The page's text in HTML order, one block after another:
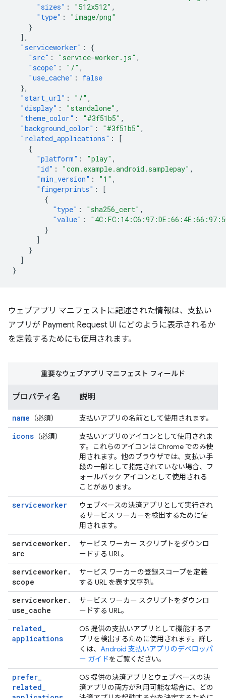
"sizes" : "512x512" ,
"type" :
"image/png"
}
],
"serviceworker" :
{
"src" : "service-worker.js" ,
"scope" : "/" ,
"use_cache" :
false
},
"start_url" : "/" ,
"display" : "standalone" ,
"theme_color" : "#3f51b5" ,
"background_color" : "#3f51b5" ,
"related_applications" :
[
{
"platform" : "play" ,
"id" : "com.example.android.samplepay" ,
"min_version" : "1" ,
"fingerprints" :
[
{
"type" : "sha256_cert" ,
"value" :
}
]
}
]
}
ウェブアプリ マニフェストに記述された情報は、支払い
アプリが Payment Request UI にどのように表示されるか
を定義するためにも使用されます。
プロパティ名 説明
name （必須） 支払いアプリの名前として使用されます。
icons （必須）
支払いアプリのアイコンとして使用されま
す。これらのアイコンは Chrome でのみ使
用されます。他のブラウザでは、支払い手
段の一部として指定されていない場合、フ
ォールバック アイコンとして使用される
ことがあります。
serviceworker
ウェブベースの決済アプリとして実行され
るサービス ワーカーを検出するために使
用されます。
serviceworker.
src
サービス ワーカー スクリプトをダウンロ
ードする URL。
serviceworker.
scope
サービス ワーカーの登録スコープを定義
する URL を表す文字列。
serviceworker.
use_cache
サービス ワーカー スクリプトをダウンロ
ードする URL。
related_
applications
OS 提供の支払いアプリとして機能するア
プリを検出するために使用されます。詳し
くは、 Android 支払いアプリのデベロッパ
ー ガイドをご覧ください。
prefer_
related_
OS 提供の決済アプリとウェブベースの決
済アプリの両方が利用可能な場合に、どの
重要なウェブアプリ マニフェスト フィールド